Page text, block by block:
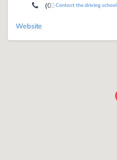
Contact the driving school
(0351) 4 21 33 04
Website